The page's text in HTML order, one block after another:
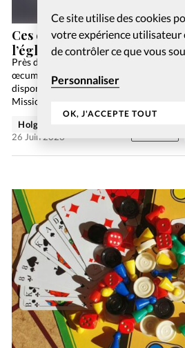
Ce site utilise des cookies
votre expérience utilisateur
de contrôler ce que vous
Personnaliser
OK, J'ACCEPTE TOUT
Ces évangéliques qui
l’église et la synagogue
Près de quarante ans après la sortie de
œcuménique, une version audio du
disponible. Le 2 mars, trois œuvres au
Mission évangélique braille (MEB), la…
Holger Wetjen
26 Juin 2026